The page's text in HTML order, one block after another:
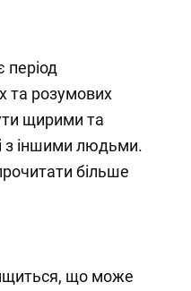
період
та розумових
щирими та
з іншими людьми.
більше
що може